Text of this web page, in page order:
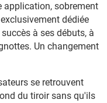
application, sobrement
dédiée
à ses débuts, à
Un changement
se retrouvent
du tiroir sans qu'ils